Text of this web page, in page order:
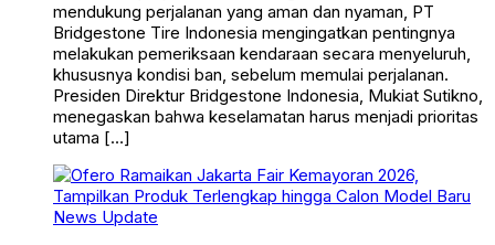
mendukung perjalanan yang aman dan nyaman, PT
Bridgestone Tire Indonesia mengingatkan pentingnya
melakukan pemeriksaan kendaraan secara menyeluruh,
khususnya kondisi ban, sebelum memulai perjalanan.
Presiden Direktur Bridgestone Indonesia, Mukiat Sutikno,
menegaskan bahwa keselamatan harus menjadi prioritas
utama […]
News Update